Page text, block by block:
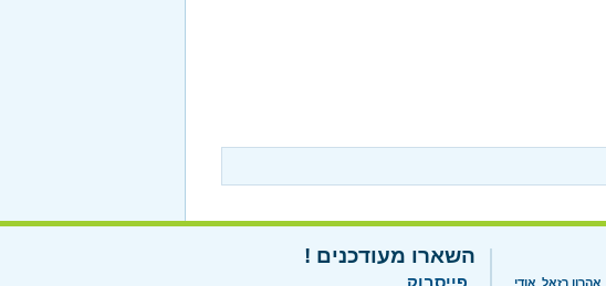
אהרון רזאל אודי
השארו מעודכנים !
פייסבוק